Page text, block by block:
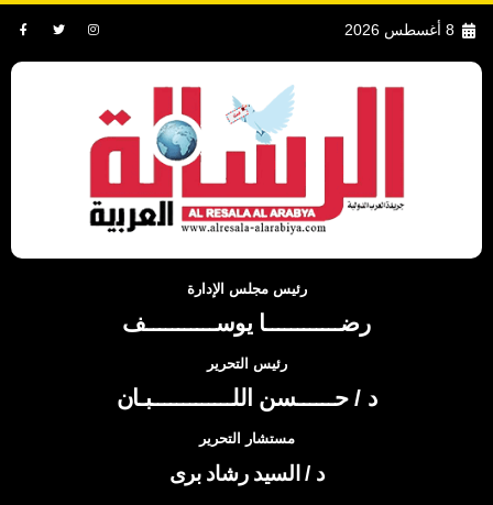
8 أغسطس 2026
رئيس مجلس الإدارة
رضــــــــــــا يوســـــــــــف
رئيس التحرير
د / حــــــسن اللـــــــــــــبـان
مستشار التحرير
د / السيد رشاد برى